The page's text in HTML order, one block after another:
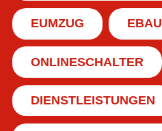
EUMZUG EBAU
ONLINESCHALTER
DIENSTLEISTUNGEN